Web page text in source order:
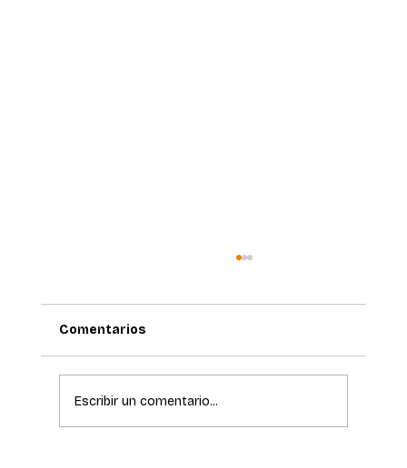
Comentarios
Escribir un comentario...